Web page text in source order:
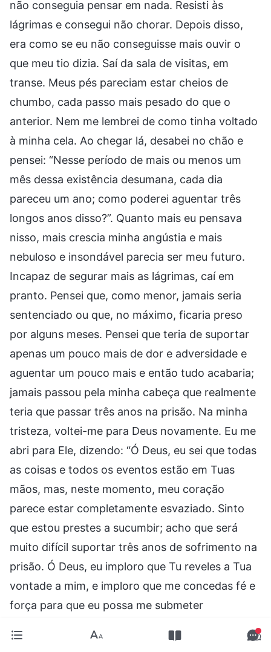
não conseguia pensar em nada. Resisti às
lágrimas e consegui não chorar. Depois disso,
era como se eu não conseguisse mais ouvir o
que meu tio dizia. Saí da sala de visitas, em
transe. Meus pés pareciam estar cheios de
chumbo, cada passo mais pesado do que o
anterior. Nem me lembrei de como tinha voltado
à minha cela. Ao chegar lá, desabei no chão e
pensei: “Nesse período de mais ou menos um
mês dessa existência desumana, cada dia
pareceu um ano; como poderei aguentar três
longos anos disso?”. Quanto mais eu pensava
nisso, mais crescia minha angústia e mais
nebuloso e insondável parecia ser meu futuro.
Incapaz de segurar mais as lágrimas, caí em
pranto. Pensei que, como menor, jamais seria
sentenciado ou que, no máximo, ficaria preso
por alguns meses. Pensei que teria de suportar
apenas um pouco mais de dor e adversidade e
aguentar um pouco mais e então tudo acabaria;
jamais passou pela minha cabeça que realmente
teria que passar três anos na prisão. Na minha
tristeza, voltei-me para Deus novamente. Eu me
abri para Ele, dizendo: “Ó Deus, eu sei que todas
as coisas e todos os eventos estão em Tuas
mãos, mas, neste momento, meu coração
parece estar completamente esvaziado. Sinto
que estou prestes a sucumbir; acho que será
muito difícil suportar três anos de sofrimento na
prisão. Ó Deus, eu imploro que Tu reveles a Tua
vontade a mim, e imploro que me concedas fé e
força para que eu possa me submeter
me acometeu”. Após esta oração, pensei nas